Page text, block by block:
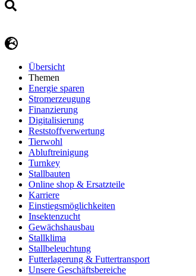
Übersicht
Themen
Energie sparen
Stromerzeugung
Finanzierung
Digitalisierung
Reststoffverwertung
Tierwohl
Abluftreinigung
Turnkey
Stallbauten
Online shop & Ersatzteile
Karriere
Einstiegsmöglichkeiten
Insektenzucht
Gewächshausbau
Stallklima
Stallbeleuchtung
Futterlagerung & Futtertransport
Unsere Geschäftsbereiche